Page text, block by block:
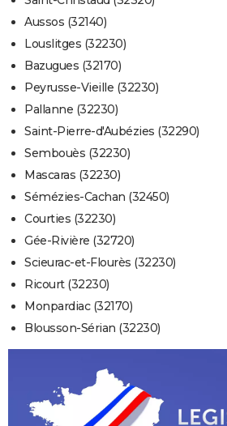
Aussos (32140)
Louslitges (32230)
Bazugues (32170)
Peyrusse-Vieille (32230)
Pallanne (32230)
Saint-Pierre-d'Aubézies (32290)
Sembouès (32230)
Mascaras (32230)
Sémézies-Cachan (32450)
Courties (32230)
Gée-Rivière (32720)
Scieurac-et-Flourès (32230)
Ricourt (32230)
Monpardiac (32170)
Blousson-Sérian (32230)